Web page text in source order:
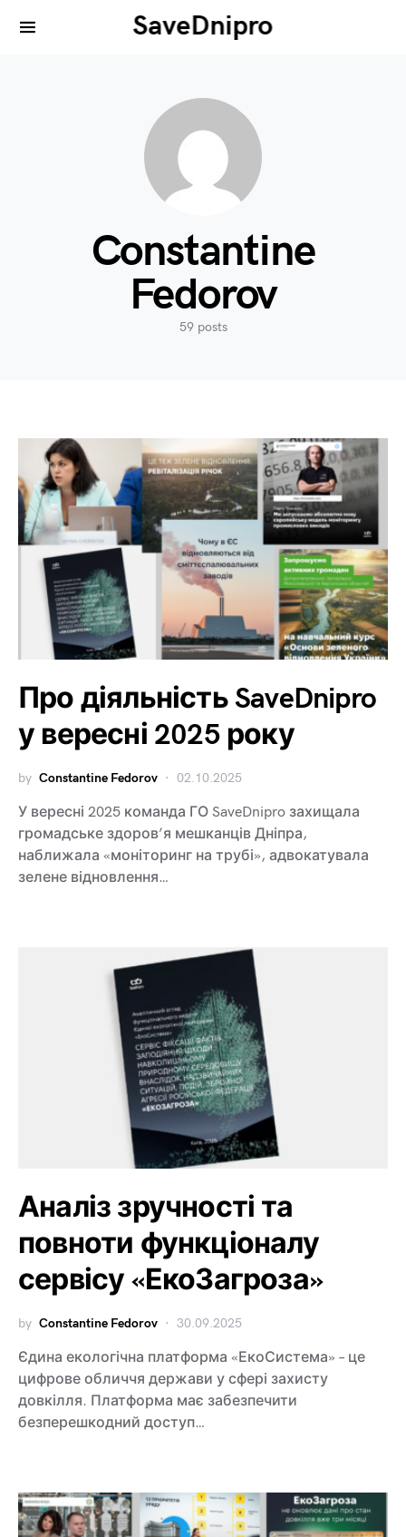
SaveDnipro
Search for:
Constantine
Fedorov
59 posts
Про діяльність SaveDnipro
у вересні 2025 року
by Constantine Fedorov 02.10.2025
У вересні 2025 команда ГО SaveDnipro захищала
громадське здоров’я мешканців Дніпра,
наближала «моніторинг на трубі», адвокатувала
зелене відновлення…
Аналіз зручності та
повноти функціоналу
сервісу «ЕкоЗагроза»
by Constantine Fedorov 30.09.2025
Єдина екологічна платформа «ЕкоСистема» – це
цифрове обличчя держави у сфері захисту
довкілля. Платформа має забезпечити
безперешкодний доступ…